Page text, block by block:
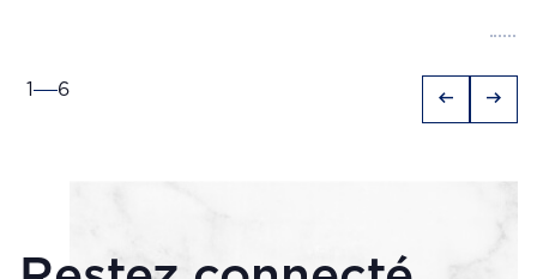
1 6 arrow_left_alt arrow_right_alt